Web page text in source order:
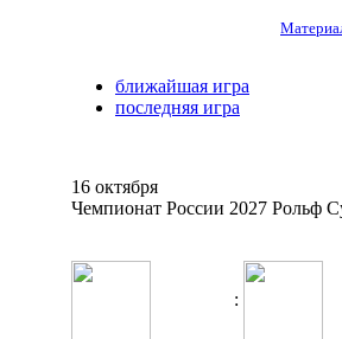
ближайшая игра
последняя игра
16 октября
Чемпионат России 2027 Рольф
: